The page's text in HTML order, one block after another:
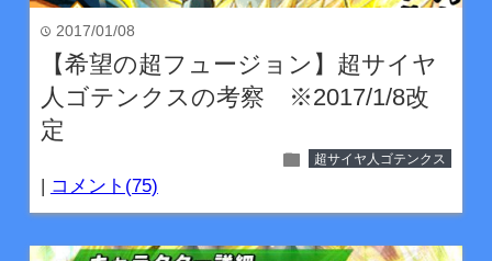
time 2017/01/08
【希望の超フュージョン】超サイヤ
人ゴテンクスの考察 ※2017/1/8改
定
folder 超サイヤ人ゴテンクス
| コメント(75)